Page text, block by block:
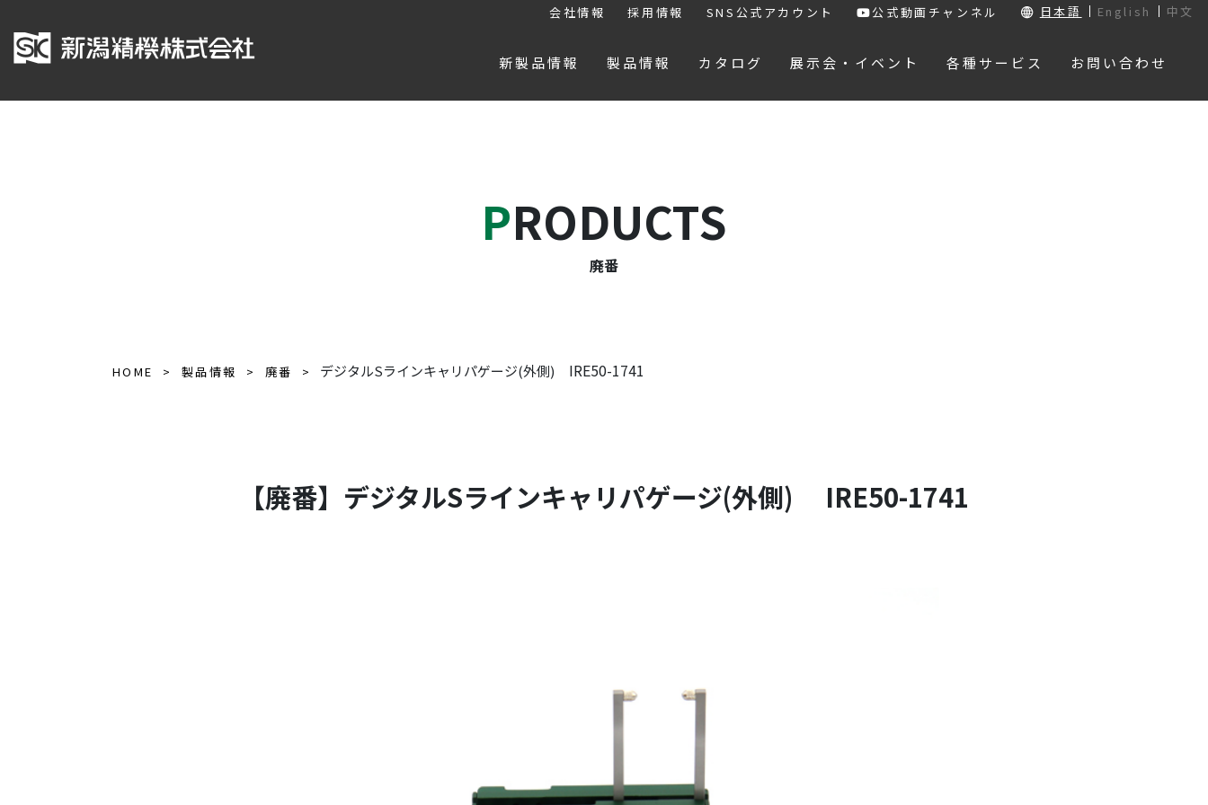
会社情報 採用情報 SNS公式アカウント 公式動画チャンネル 日本語 English 中文
新製品情報 製品情報 カタログ 展示会・イベント 各種サービス お問い合わせ
PRODUCTS
廃番
HOME 製品情報 廃番 デジタルSラインキャリパゲージ(外側) IRE50-1741
【廃番】デジタルSラインキャリパゲージ(外側) IRE50-1741